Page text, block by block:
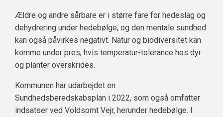
Ældre og andre sårbare er i større fare for hedeslag og
dehydrering under hedebølge, og den mentale sundhed
kan også påvirkes negativt. Natur og biodiversitet kan
komme under pres, hvis temperatur-tolerance hos dyr
og planter overskrides.
Kommunen har udarbejdet en
Sundhedsberedskabsplan i 2022, som også omfatter
indsatser ved Voldsomt Vejr, herunder hedebølge. I